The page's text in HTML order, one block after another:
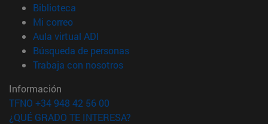
Biblioteca
Mi correo(abre en nueva ventana)
Aula virtual ADI
Búsqueda de personas(abre en nueva ventana)
Trabaja con nosotros(abre en nueva ventana)
Información
TFNO +34 948 42 56 00
¿QUÉ GRADO TE INTERESA?